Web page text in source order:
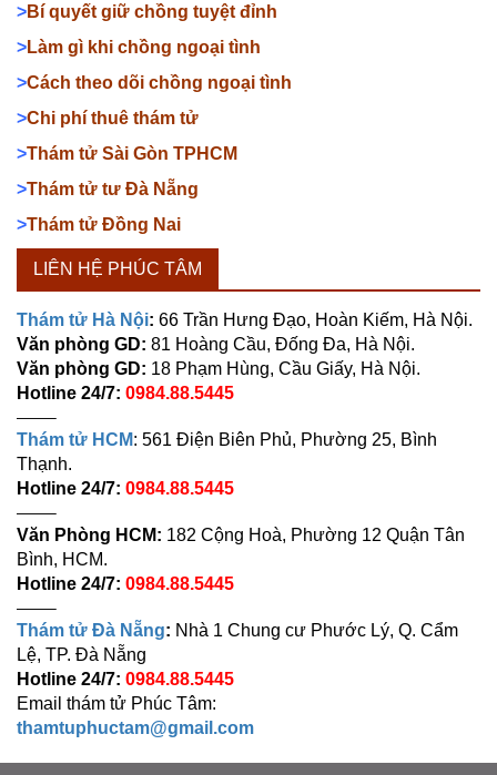
>Bí quyết giữ chồng tuyệt đỉnh
>Làm gì khi chồng ngoại tình
>Cách theo dõi chồng ngoại tình
>Chi phí thuê thám tử
>Thám tử Sài Gòn TPHCM
>Thám tử tư Đà Nẵng
>Thám tử Đồng Nai
LIÊN HỆ PHÚC TÂM
Thám tử Hà Nội: 66 Trần Hưng Đạo, Hoàn Kiếm, Hà Nội.
Văn phòng GD: 81 Hoàng Cầu, Đống Đa, Hà Nội.
Văn phòng GD: 18 Phạm Hùng, Cầu Giấy, Hà Nội.
Hotline 24/7: 0984.88.5445
——–
Thám tử HCM: 561 Điện Biên Phủ, Phường 25, Bình
Thạnh.
Hotline 24/7: 0984.88.5445
——–
Văn Phòng HCM: 182 Cộng Hoà, Phường 12 Quận Tân
Bình, HCM.
Hotline 24/7: 0984.88.5445
——–
Thám tử Đà Nẵng: Nhà 1 Chung cư Phước Lý, Q. Cẩm
Lệ, TP. Đà Nẵng
Hotline 24/7: 0984.88.5445
Email thám tử Phúc Tâm:
thamtuphuctam@gmail.com